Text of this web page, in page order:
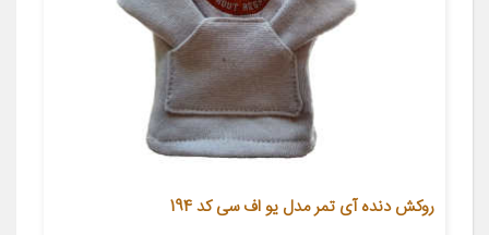
روکش دنده آی تمر مدل یو اف سی کد 194